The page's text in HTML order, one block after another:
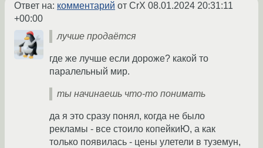
Ответ на: комментарий от CrX 08.01.2024 20:31:11
+00:00
лучше продаётся
где же лучше если дороже? какой то
паралельный мир.
ты начинаешь что-то понимать
да я это сразу понял, когда не было
рекламы - все стоило копейкиЮ, а как
только появилась - цены улетели в туземун,